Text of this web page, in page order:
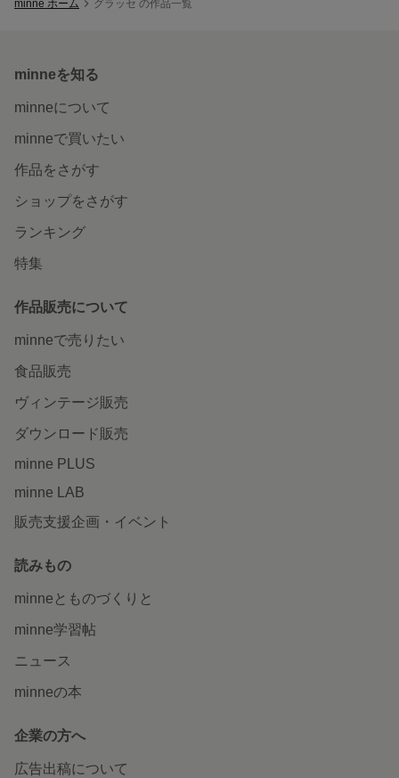
minne ホーム グラッセ の作品一覧
minneを知る
minneについて
minneで買いたい
作品をさがす
ショップをさがす
ランキング
特集
作品販売について
minneで売りたい
食品販売
ヴィンテージ販売
ダウンロード販売
minne PLUS
minne LAB
販売支援企画・イベント
読みもの
minneとものづくりと
minne学習帖
ニュース
minneの本
企業の方へ
広告出稿について